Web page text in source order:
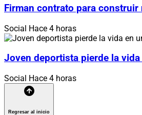
Firman contrato para construir
Social Hace 4 horas
Joven deportista pierde la
Social Hace 4 horas
Regresar al inicio